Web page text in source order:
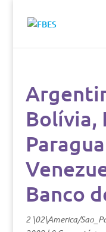
Bolívia,
Banco
2 \02\America/